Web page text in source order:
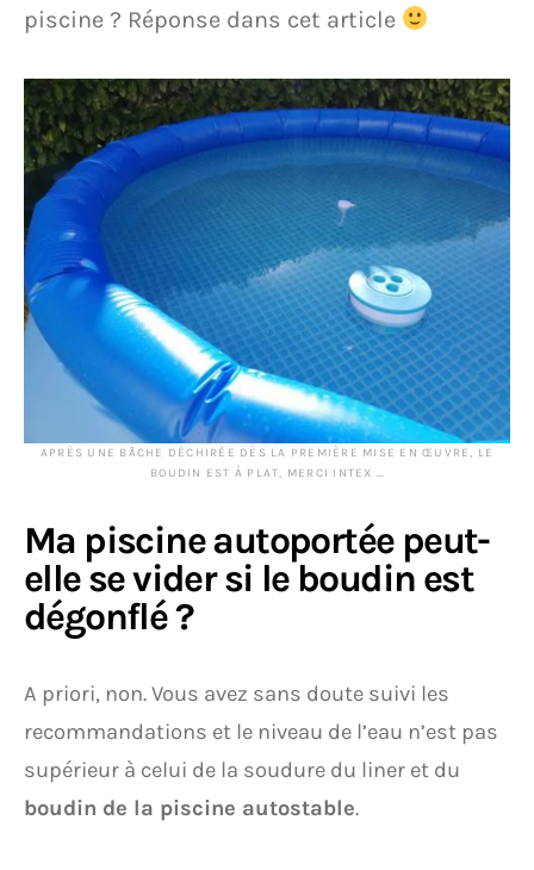
piscine ? Réponse dans cet article
APRÈS UNE BÂCHE DÉCHIRÉE DÈS LA PREMIÈRE MISE EN ŒUVRE, LE
BOUDIN EST À PLAT, MERCI INTEX …
Ma piscine autoportée peut-
elle se vider si le boudin est
dégonflé ?
A priori, non. Vous avez sans doute suivi les
recommandations et le niveau de l’eau n’est pas
supérieur à celui de la soudure du liner et du
boudin de la piscine autostable.